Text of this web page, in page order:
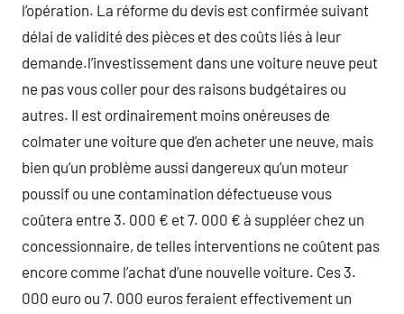
l’opération. La réforme du devis est confirmée suivant
délai de validité des pièces et des coûts liés à leur
demande.l’investissement dans une voiture neuve peut
ne pas vous coller pour des raisons budgétaires ou
autres. Il est ordinairement moins onéreuses de
colmater une voiture que d’en acheter une neuve, mais
bien qu’un problème aussi dangereux qu’un moteur
poussif ou une contamination défectueuse vous
coûtera entre 3. 000 € et 7. 000 € à suppléer chez un
concessionnaire, de telles interventions ne coûtent pas
encore comme l’achat d’une nouvelle voiture. Ces 3.
000 euro ou 7. 000 euros feraient effectivement un